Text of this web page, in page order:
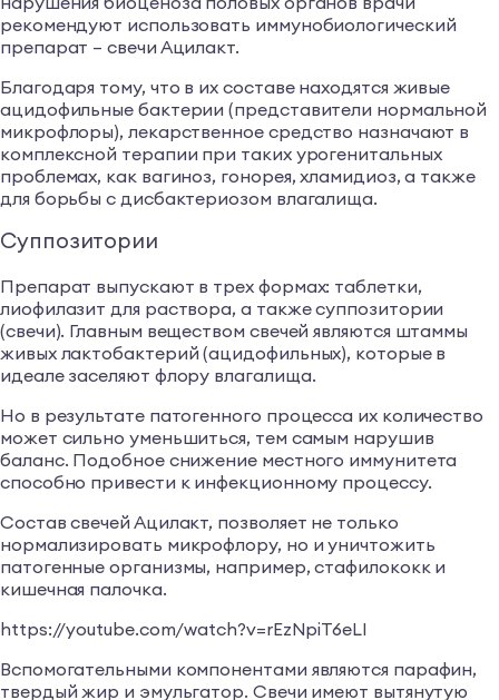
рекомендуют использовать иммунобиологический
препарат – свечи Ацилакт.
Благодаря тому, что в их составе находятся живые
ацидофильные бактерии (представители нормальной
микрофлоры), лекарственное средство назначают в
комплексной терапии при таких урогенитальных
проблемах, как вагиноз, гонорея, хламидиоз, а также
для борьбы с дисбактериозом влагалища.
Суппозитории
Препарат выпускают в трех формах: таблетки,
лиофилазит для раствора, а также суппозитории
(свечи). Главным веществом свечей являются штаммы
живых лактобактерий (ацидофильных), которые в
идеале заселяют флору влагалища.
Но в результате патогенного процесса их количество
может сильно уменьшиться, тем самым нарушив
баланс. Подобное снижение местного иммунитета
способно привести к инфекционному процессу.
Состав свечей Ацилакт, позволяет не только
нормализировать микрофлору, но и уничтожить
патогенные организмы, например, стафилококк и
кишечная палочка.
https://youtube.com/watch?v=rEzNpiT6eLI
Вспомогательными компонентами являются парафин,
твердый жир и эмульгатор. Свечи имеют вытянутую